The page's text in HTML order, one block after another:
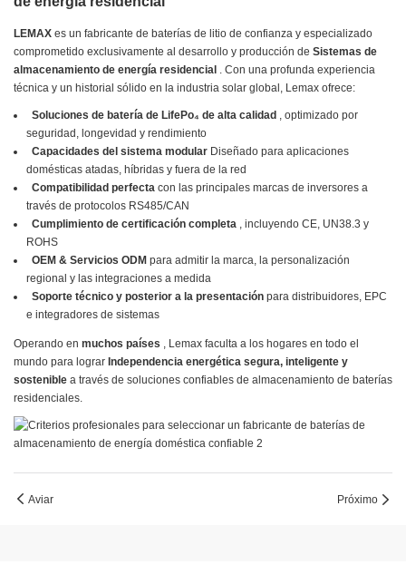
LEMAX es un fabricante de baterías de litio de confianza y especializado
comprometido exclusivamente al desarrollo y producción de Sistemas de
almacenamiento de energía residencial . Con una profunda experiencia
técnica y un historial sólido en la industria solar global, Lemax ofrece:
Soluciones de batería de LifePo₄ de alta calidad , optimizado por
seguridad, longevidad y rendimiento
Capacidades del sistema modular Diseñado para aplicaciones
domésticas atadas, híbridas y fuera de la red
Compatibilidad perfectacon las principales marcas de inversores a
través de protocolos RS485/CAN
Cumplimiento de certificación completa , incluyendo CE, UN38.3 y
ROHS
OEM & Servicios ODMpara admitir la marca, la personalización
regional y las integraciones a medida
Soporte técnico y posterior a la presentaciónpara distribuidores, EPC
e integradores de sistemas
Operando en muchos países , Lemax faculta a los hogares en todo el
mundo para lograr Independencia energética segura, inteligente y
sostenible a través de soluciones confiables de almacenamiento de baterías
residenciales.
Aviar Próximo